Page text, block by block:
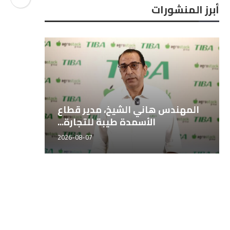
أبرز المنشورات
المهندس هاني الشيخ، مدير قطاع
الأسمدة طيبة للتجارة...
2026-08-07